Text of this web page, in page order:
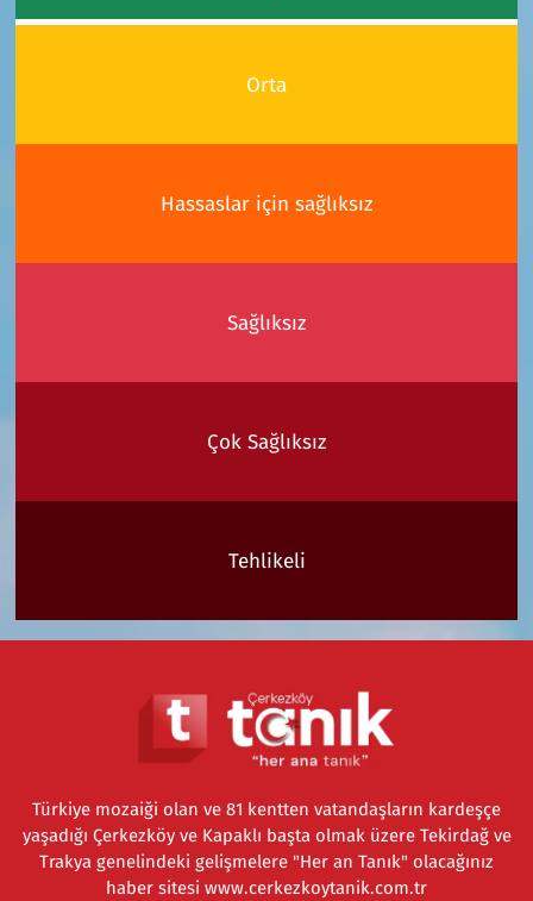
Orta
Hassaslar için sağlıksız
Sağlıksız
Çok Sağlıksız
Tehlikeli
Türkiye mozaiği olan ve 81 kentten vatandaşların kardeşçe
yaşadığı Çerkezköy ve Kapaklı başta olmak üzere Tekirdağ ve
Trakya genelindeki gelişmelere "Her an Tanık" olacağınız
haber sitesi www.cerkezkoytanik.com.tr